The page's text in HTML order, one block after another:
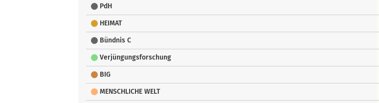
PdH
HEIMAT
Bündnis C
Verjüngungsforschung
BIG
MENSCHLICHE WELT